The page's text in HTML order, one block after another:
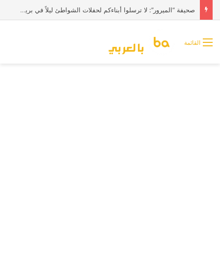
صحيفة “الميرور”: لا ترسلوا أبناءكم لحفلات الشواطئ ليلاً في بريطانيا
القائمة